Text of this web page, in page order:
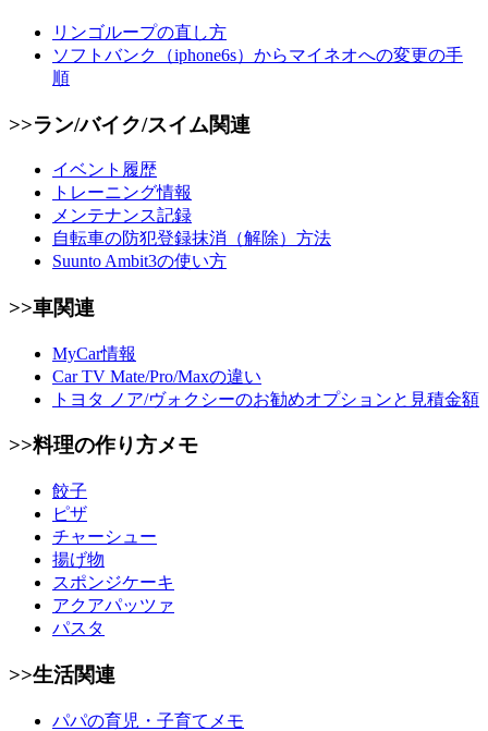
リンゴループの直し方
ソフトバンク（iphone6s）からマイネオへの変更の手
順
>>ラン/バイク/スイム関連
イベント履歴
トレーニング情報
メンテナンス記録
自転車の防犯登録抹消（解除）方法
Suunto Ambit3の使い方
>>車関連
MyCar情報
Car TV Mate/Pro/Maxの違い
トヨタ ノア/ヴォクシーのお勧めオプションと見積金額
>>料理の作り方メモ
餃子
ピザ
チャーシュー
揚げ物
スポンジケーキ
アクアパッツァ
パスタ
>>生活関連
パパの育児・子育てメモ